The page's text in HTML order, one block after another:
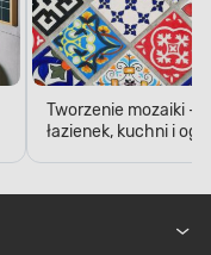
Tworzenie mozaiki -
łazienek, kuchni i